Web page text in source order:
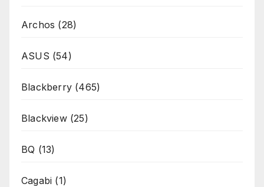
Archos (28)
ASUS (54)
Blackberry (465)
Blackview(25)
BQ (13)
Cagabi (1)